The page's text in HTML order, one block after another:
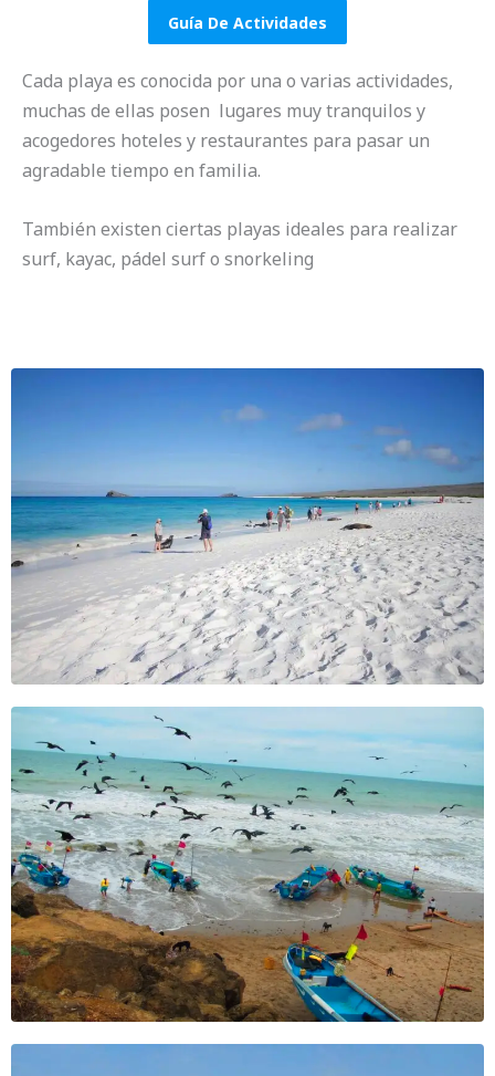
Guía De Actividades
Cada playa es conocida por una o varias actividades,
muchas de ellas posen lugares muy tranquilos y
acogedores hoteles y restaurantes para pasar un
agradable tiempo en familia.
También existen ciertas playas ideales para realizar
surf, kayac, pádel surf o snorkeling